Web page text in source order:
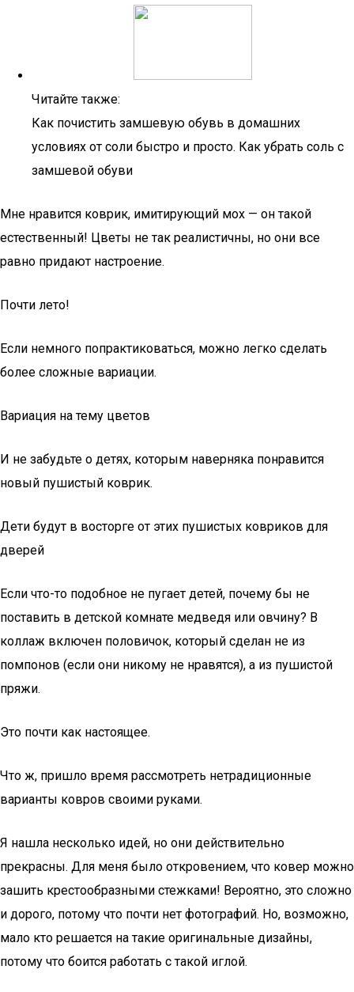
Читайте также:
Как почистить замшевую обувь в домашних
условиях от соли быстро и просто. Как убрать соль с
замшевой обуви
Мне нравится коврик, имитирующий мох — он такой
естественный! Цветы не так реалистичны, но они все
равно придают настроение.
Почти лето!
Если немного попрактиковаться, можно легко сделать
более сложные вариации.
Вариация на тему цветов
И не забудьте о детях, которым наверняка понравится
новый пушистый коврик.
Дети будут в восторге от этих пушистых ковриков для
дверей
Если что-то подобное не пугает детей, почему бы не
поставить в детской комнате медведя или овчину? В
коллаж включен половичок, который сделан не из
помпонов (если они никому не нравятся), а из пушистой
пряжи.
Это почти как настоящее.
Что ж, пришло время рассмотреть нетрадиционные
варианты ковров своими руками.
Я нашла несколько идей, но они действительно
прекрасны. Для меня было откровением, что ковер можно
зашить крестообразными стежками! Вероятно, это сложно
и дорого, потому что почти нет фотографий. Но, возможно,
мало кто решается на такие оригинальные дизайны,
потому что боится работать с такой иглой.